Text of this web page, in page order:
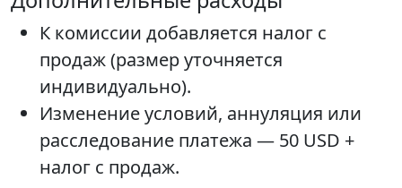
К комиссии добавляется налог с
продаж (размер уточняется
индивидуально).
Изменение условий, аннуляция или
расследование платежа — 50 USD +
налог с продаж.